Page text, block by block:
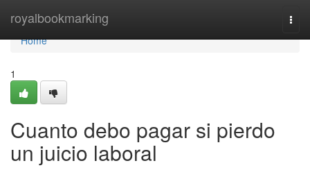
royalbookmarking
Home
Home
1
Cuanto debo pagar si pierdo
un juicio laboral